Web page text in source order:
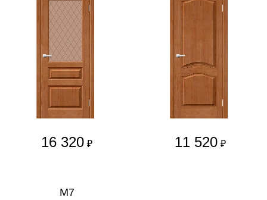
16 320 ₽ 11 520 ₽
М7